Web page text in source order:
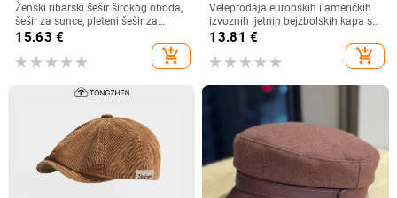
Ženski ribarski šešir širokog oboda,
šešir za sunce, pleteni šešir za
sunce, šešir za odmor na plaži, šešir
15.63 €
add_shopping_cart
Veleprodaja europskih i američkih
izvoznih ljetnih bejzbolskih kapa s
vezicom na leđima, vanjski šešir,
13.81 €
add_shopping_cart